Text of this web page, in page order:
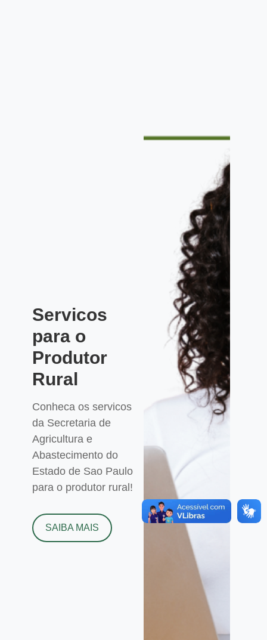
Servicos
para o
Produtor
Rural
Conheca os servicos
da Secretaria de
Agricultura e
Abastecimento do
Estado de Sao Paulo
para o produtor rural!
SAIBA MAIS